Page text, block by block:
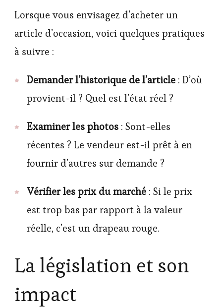
Lorsque vous envisagez d’acheter un
article d’occasion, voici quelques pratiques
à suivre :
Demander l’historique de l’article : D’où
provient-il ? Quel est l’état réel ?
Examiner les photos : Sont-elles
récentes ? Le vendeur est-il prêt à en
fournir d’autres sur demande ?
Vérifier les prix du marché : Si le prix
est trop bas par rapport à la valeur
réelle, c’est un drapeau rouge.
La législation et son
impact